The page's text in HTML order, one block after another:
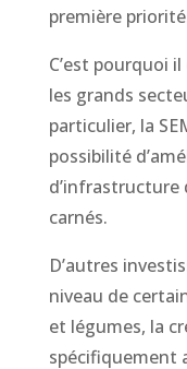
première
C’est pourquoi
les grands
particulier, la
possibilité
d’infrastructure
carnés.
D’autres
niveau de
et légumes, la
spécifiquement